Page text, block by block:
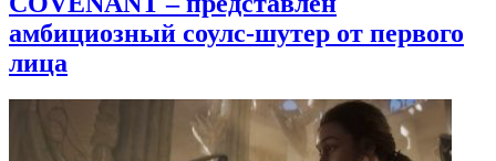
амбициозный соулс-шутер от первого
лица